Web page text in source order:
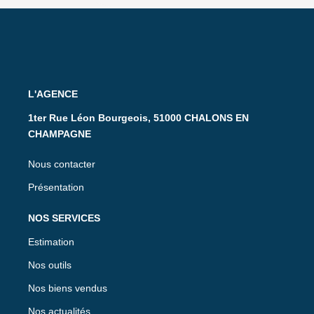
L'AGENCE
1ter Rue Léon Bourgeois, 51000 CHALONS EN
CHAMPAGNE
Nous contacter
Présentation
NOS SERVICES
Estimation
Nos outils
Nos biens vendus
Nos actualités